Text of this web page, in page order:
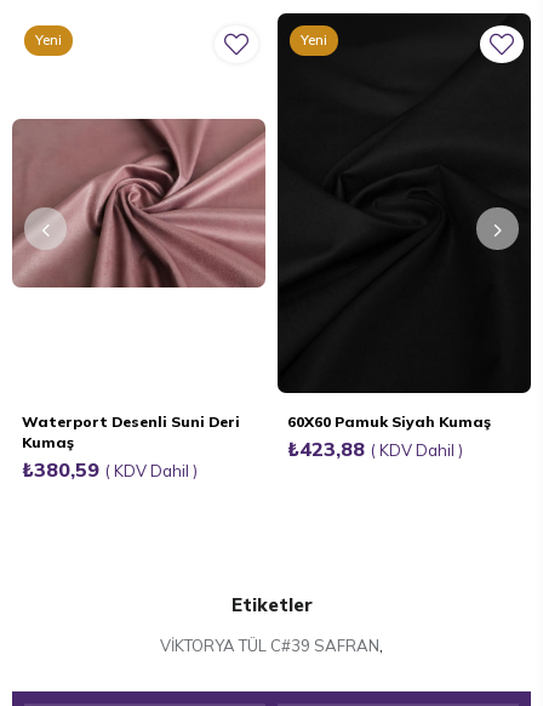
Waterport Desenli Suni Deri
Kumaş
₺380,59 KDV Dahil
Yeni
60X60 Pamuk Siyah Kumaş
₺423,88 KDV Dahil
Yeni
Etiketler
VİKTORYA TÜL C#39 SAFRAN